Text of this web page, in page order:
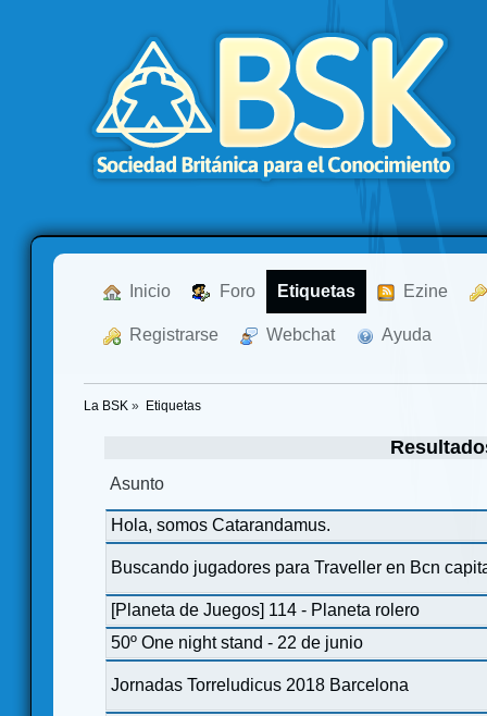
Inicio Foro Etiquetas Ezine
Registrarse Webchat Ayuda
La BSK » Etiquetas
Asunto
Hola, somos Catarandamus.
Buscando jugadores para Traveller en Bcn
[Planeta de Juegos] 114 - Planeta rolero
50º One night stand - 22 de junio
Jornadas Torreludicus 2018 Barcelona